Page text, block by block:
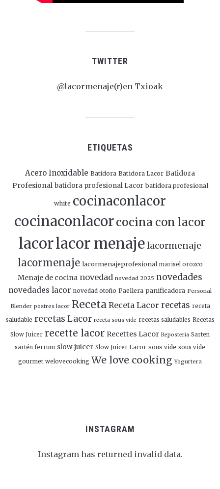
TWITTER
@lacormenaje(r)en Txioak
ETIQUETAS
Acero Inoxidable Batidora Batidora Lacor Batidora
Profesional batidora profesional Lacor batidora profesional
white cocinaconlacor
cocinaconlacorcocina con lacor
lacorlacor menajelacormenaje
lacormenaje lacormenajeprofesional marisel orozco
Menaje de cocina novedad novedad 2025 novedades
novedades lacor novedad otoño Paellera panificadora Personal
Blender postres lacor Receta Receta Lacor recetas receta
saludable recetas Lacor receta sous vide recetas saludables Recetas
Slow Juicer recette lacor Recettes Lacor Reposteria Sarten
sartén ferrum slow juicer Slow Juicer Lacor sous vide sous vide
gourmet welovecooking We love cooking Yogurtera
INSTAGRAM
Instagram has returned invalid data.